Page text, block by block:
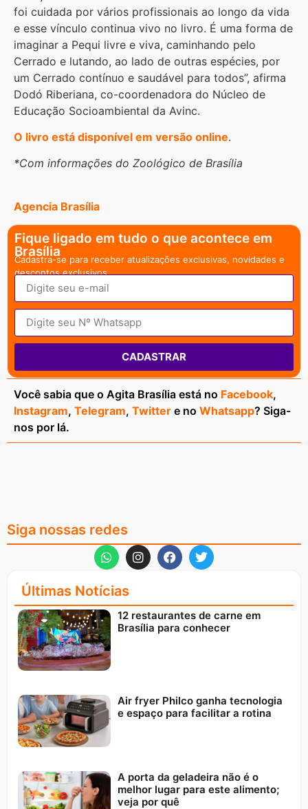
foi cuidada por vários profissionais ao longo da vida
e esse vínculo continua vivo no livro. É uma forma de
imaginar a Pequi livre e viva, caminhando pelo
Cerrado e lutando, ao lado de outras espécies, por
um Cerrado contínuo e saudável para todos”, afirma
Dodó Riberiana, co-coordenadora do Núcleo de
Educação Socioambiental da Avinc.
O livro está disponível em versão online.
*Com informações do Zoológico de Brasília
Agencia Brasília
Fique ligado em tudo o que acontece em
Brasília
Cadastra-se para receber atualizações exclusivas, novidades e
descontos exclusivos.
CADASTRAR
Você sabia que o Agita Brasília está no Facebook,
Instagram, Telegram, Twitter e no Whatsapp? Siga-
nos por lá.
Siga nossas redes
Últimas Notícias
12 restaurantes de carne em
Brasília para conhecer
Air fryer Philco ganha tecnologia
e espaço para facilitar a rotina
A porta da geladeira não é o
melhor lugar para este alimento;
veja por quê